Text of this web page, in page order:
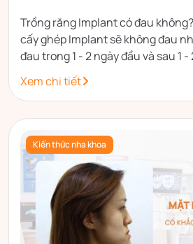
Trồng răng Implant có đau
cấy ghép Implant sẽ không đau
đau trong 1 - 2 ngày đầu và sau 1
Xem chi tiết
Kiến thức nha khoa